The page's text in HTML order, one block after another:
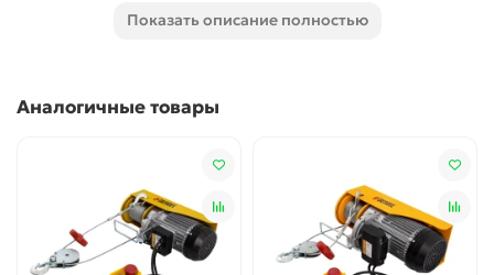
Функция автоматической остановки — тельфер
груза или высоты подъема.
Возможность экстренного торможения — кнопка
аварийной остановки позволяет моментально
прекратить работу при необходимости.
Надежная фиксация груза — на крюке имеется
Показать описание полностью
Аналогичные товары